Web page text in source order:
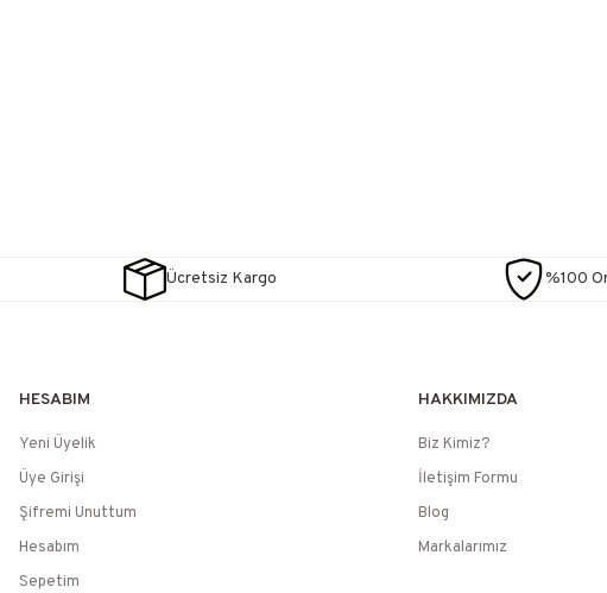
Ücretsiz Kargo %100
HESABIM
Yeni Üyelik
Üye Girişi
Şifremi Unuttum
Hesabım
Sepetim
HAKKIMIZDA
Biz Kimiz?
İletişim Formu
Blog
Markalarımız